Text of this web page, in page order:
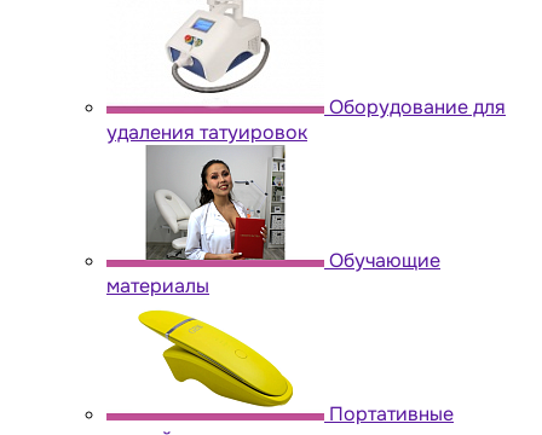
Оборудование для
удаления татуировок
Обучающие
материалы
Портативные